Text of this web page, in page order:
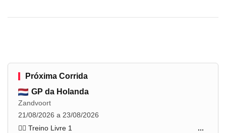
Próxima Corrida
GP da Holanda
Zandvoort
21/08/2026 a 23/08/2026
🏋️‍♂️ Treino Livre 1
...